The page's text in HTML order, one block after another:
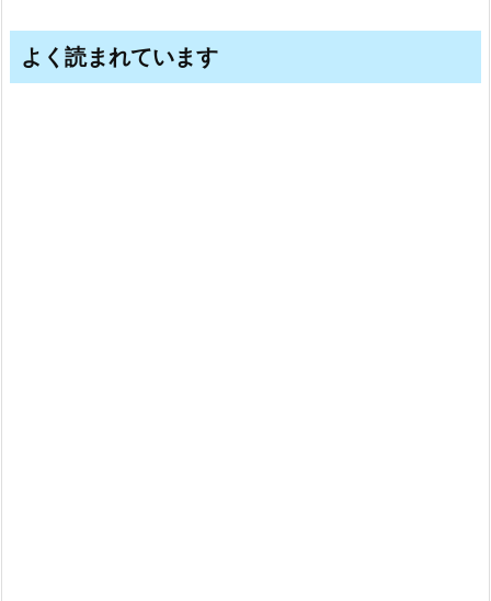
よく読まれています